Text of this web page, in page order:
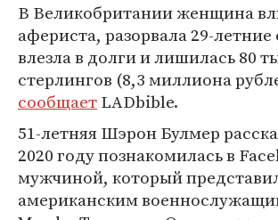
В Великобритании женщина
афериста, разорвала 29-
влезла в долги и лишилась 80
стерлингов (8,3 миллиона
сообщаетLADbible.
51-летняя Шэрон Булмер
2020 году познакомилась в
мужчиной, который
американским